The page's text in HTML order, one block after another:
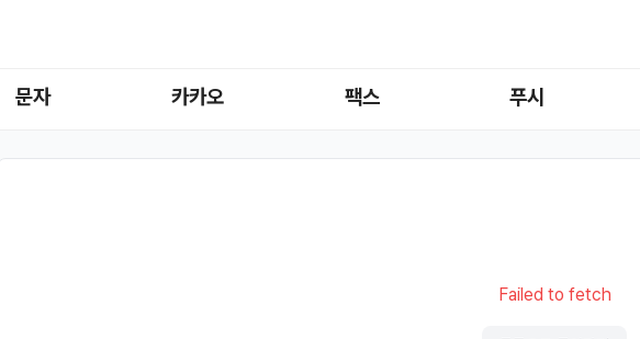
문자 카카오 팩스 푸시
Failed to fetch